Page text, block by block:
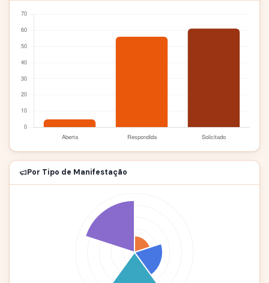
Por Tipo de Manifestação